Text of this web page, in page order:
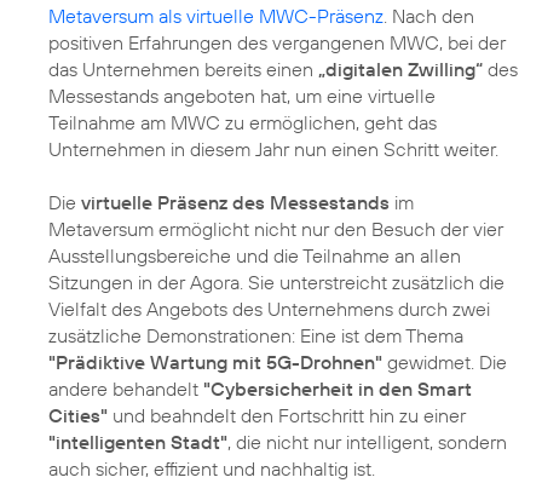
Metaversum als virtuelle MWC-Präsenz. Nach den
positiven Erfahrungen des vergangenen MWC, bei der
das Unternehmen bereits einen „digitalen Zwilling“ des
Messestands angeboten hat, um eine virtuelle
Teilnahme am MWC zu ermöglichen, geht das
Unternehmen in diesem Jahr nun einen Schritt weiter.
Die virtuelle Präsenz des Messestands im
Metaversum ermöglicht nicht nur den Besuch der vier
Ausstellungsbereiche und die Teilnahme an allen
Sitzungen in der Agora. Sie unterstreicht zusätzlich die
Vielfalt des Angebots des Unternehmens durch zwei
zusätzliche Demonstrationen: Eine ist dem Thema
"Prädiktive Wartung mit 5G-Drohnen" gewidmet. Die
andere behandelt "Cybersicherheit in den Smart
Cities" und beahndelt den Fortschritt hin zu einer
"intelligenten Stadt", die nicht nur intelligent, sondern
auch sicher, effizient und nachhaltig ist.